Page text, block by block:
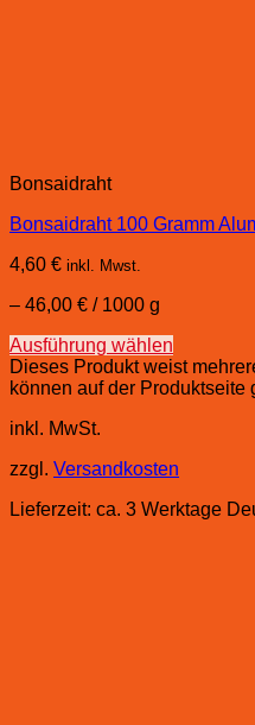
Bonsaidraht
Bonsaidraht 100 Gramm
4,60 € inkl. Mwst.
– 46,00 € / 1000 g
Ausführung wählen
Dieses Produkt weist
können auf der Produktseite
inkl. MwSt.
zzgl. Versandkosten
Lieferzeit: ca. 3 Werktage